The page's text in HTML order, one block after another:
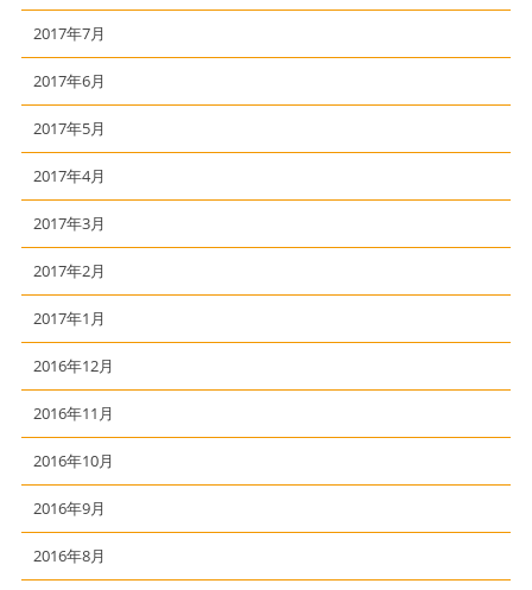
2017年7月
2017年6月
2017年5月
2017年4月
2017年3月
2017年2月
2017年1月
2016年12月
2016年11月
2016年10月
2016年9月
2016年8月